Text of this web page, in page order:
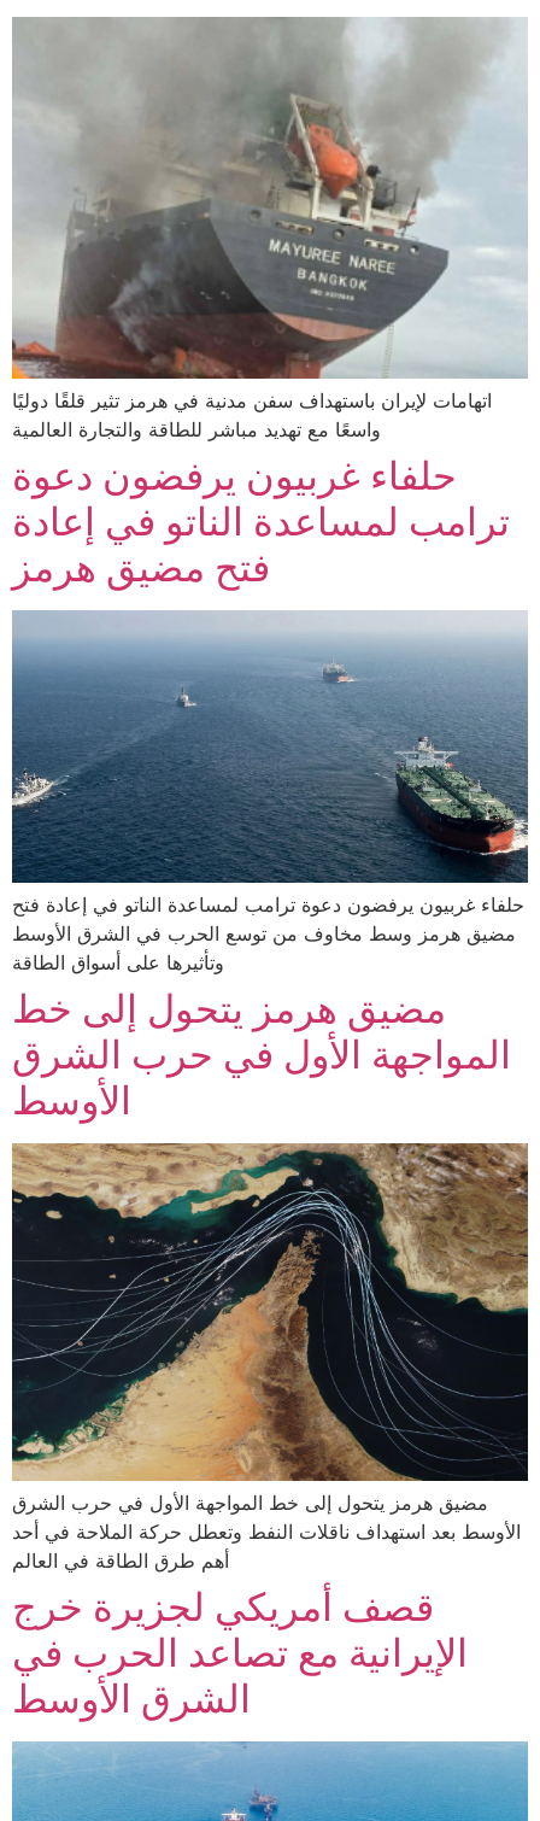
اتهامات لإيران باستهداف سفن مدنية في هرمز تثير قلقًا دوليًا
واسعًا مع تهديد مباشر للطاقة والتجارة العالمية
حلفاء غربيون يرفضون دعوة
ترامب لمساعدة الناتو في إعادة
فتح مضيق هرمز
حلفاء غربيون يرفضون دعوة ترامب لمساعدة الناتو في إعادة فتح
مضيق هرمز وسط مخاوف من توسع الحرب في الشرق الأوسط
وتأثيرها على أسواق الطاقة
مضيق هرمز يتحول إلى خط
المواجهة الأول في حرب الشرق
الأوسط
مضيق هرمز يتحول إلى خط المواجهة الأول في حرب الشرق
الأوسط بعد استهداف ناقلات النفط وتعطل حركة الملاحة في أحد
أهم طرق الطاقة في العالم
قصف أمريكي لجزيرة خرج
الإيرانية مع تصاعد الحرب في
الشرق الأوسط